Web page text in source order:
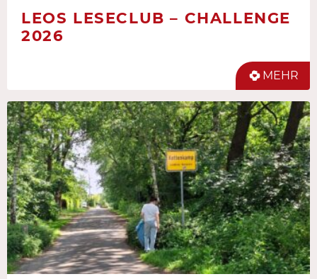
LEOS LESECLUB – CHALLENGE
2026
MEHR